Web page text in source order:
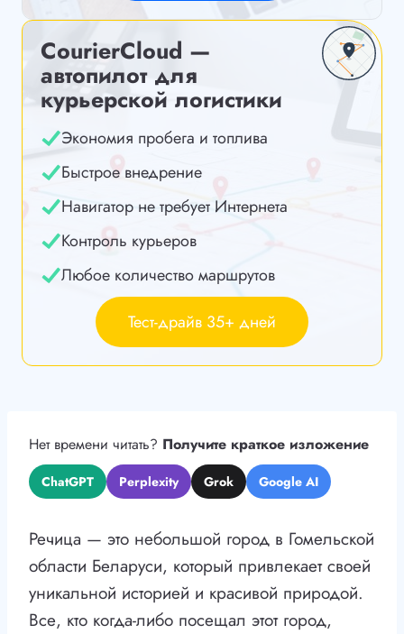
CourierCloud —
автопилот для
курьерской логистики
Экономия пробега и топлива
Быстрое внедрение
Навигатор не требует Интернета
Контроль курьеров
Любое количество маршрутов
Тест-драйв 35+ дней
Нет времени читать? Получите краткое изложение
ChatGPT Perplexity Grok Google AI
Речица — это небольшой город в Гомельской
области Беларуси, который привлекает своей
уникальной историей и красивой природой.
Все, кто когда-либо посещал этот город,